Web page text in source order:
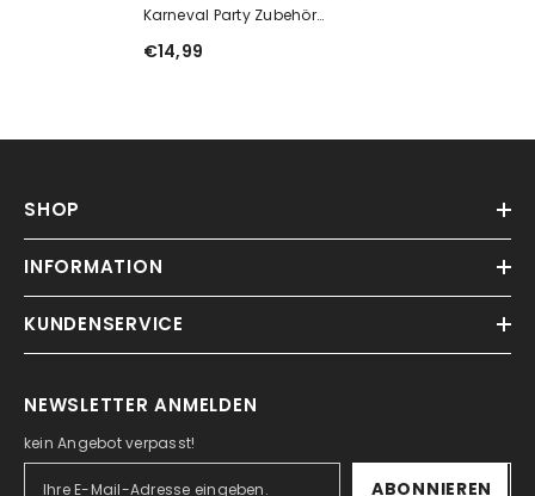
Karneval Party Zubehör
Ahornblatt
€14,99
SHOP
INFORMATION
KUNDENSERVICE
NEWSLETTER ANMELDEN
kein Angebot verpasst!
ABONNIEREN